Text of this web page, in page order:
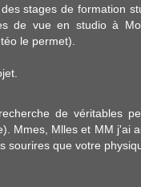
stages de formation
de vue en studio à
le permet).
de véritables
Mmes, Mlles et MM j'ai
sourires que votre